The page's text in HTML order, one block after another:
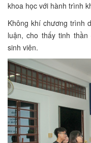
khoa học với hành trình
Không khí chương trình
luận, cho thấy tinh
sinh viên.